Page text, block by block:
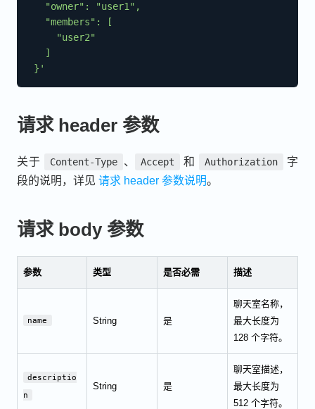
   "owner": "user1",
   "members": [
     "user2"
   ]
}'
请求 header 参数
关于 Content-Type 、 Accept 和 Authorization
字
段的说明，详见 请求 header 参数说明。
请求 body 参数
参数 类型 是否必需 描述
name String 是
聊天室名称，
最大长度为
128 个字符。
descriptio
n
String 是
聊天室描述，
最大长度为
512 个字符。